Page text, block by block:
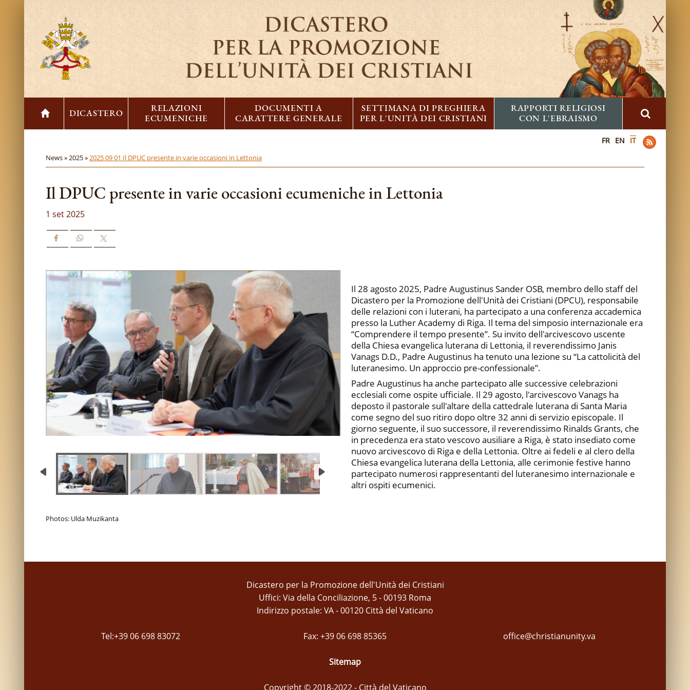
DICASTERO
RELAZIONI
ECUMENICHE
DOCUMENTI A
CARATTERE GENERALE
SETTIMANA DI PREGHIERA
PER L'UNITÀ DEI CRISTIANI
RAPPORTI RELIGIOSI
CON L'EBRAISMO
FR EN IT
News »2025 »2025 09 01 Il DPUC presente in varie occasioni in Lettonia
Il DPUC presente in varie occasioni ecumeniche in Lettonia
1 set 2025
Il 28 agosto 2025, Padre Augustinus Sander OSB, membro dello staff del
Dicastero per la Promozione dell'Unità dei Cristiani (DPCU), responsabile
delle relazioni con i luterani, ha partecipato a una conferenza accademica
presso la Luther Academy di Riga. Il tema del simposio internazionale era
“Comprendere il tempo presente”. Su invito dell'arcivescovo uscente
della Chiesa evangelica luterana di Lettonia, il reverendissimo Janis
Vanags D.D., Padre Augustinus ha tenuto una lezione su “La cattolicità del
luteranesimo. Un approccio pre-confessionale”.
Padre Augustinus ha anche partecipato alle successive celebrazioni
ecclesiali come ospite ufficiale. Il 29 agosto, l'arcivescovo Vanags ha
deposto il pastorale sull'altare della cattedrale luterana di Santa Maria
come segno del suo ritiro dopo oltre 32 anni di servizio episcopale. Il
giorno seguente, il suo successore, il reverendissimo Rinalds Grants, che
in precedenza era stato vescovo ausiliare a Riga, è stato insediato come
nuovo arcivescovo di Riga e della Lettonia. Oltre ai fedeli e al clero della
Chiesa evangelica luterana della Lettonia, alle cerimonie festive hanno
partecipato numerosi rappresentanti del luteranesimo internazionale e
altri ospiti ecumenici.
Photos: Ulda Muzikanta
Dicastero per la Promozione dell'Unità dei Cristiani
Uffici: Via della Conciliazione, 5 - 00193 Roma
Indirizzo postale: VA - 00120 Città del Vaticano
Tel:+39 06 698 83072 Fax: +39 06 698 85365 office@christianunity.va
Sitemap
Copyright © 2018-2022 - Città del Vaticano